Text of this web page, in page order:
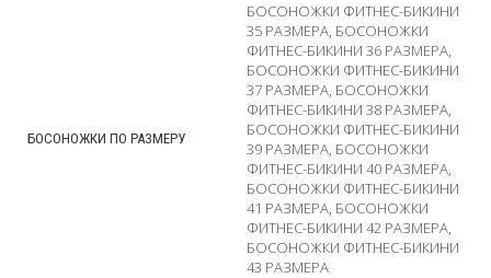
БОСОНОЖКИ ПО РАЗМЕРУ
БОСОНОЖКИ ФИТНЕС-БИКИНИ
35 РАЗМЕРА, БОСОНОЖКИ
ФИТНЕС-БИКИНИ 36 РАЗМЕРА,
БОСОНОЖКИ ФИТНЕС-БИКИНИ
37 РАЗМЕРА, БОСОНОЖКИ
ФИТНЕС-БИКИНИ 38 РАЗМЕРА,
БОСОНОЖКИ ФИТНЕС-БИКИНИ
39 РАЗМЕРА, БОСОНОЖКИ
ФИТНЕС-БИКИНИ 40 РАЗМЕРА,
БОСОНОЖКИ ФИТНЕС-БИКИНИ
41 РАЗМЕРА, БОСОНОЖКИ
ФИТНЕС-БИКИНИ 42 РАЗМЕРА,
БОСОНОЖКИ ФИТНЕС-БИКИНИ
43 РАЗМЕРА